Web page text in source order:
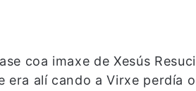
coa imaxe de Xesús
era alí cando a Virxe perdía